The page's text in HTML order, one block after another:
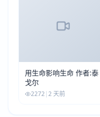
用生命影响生命 作者:泰
戈尔
2272 |2 天前